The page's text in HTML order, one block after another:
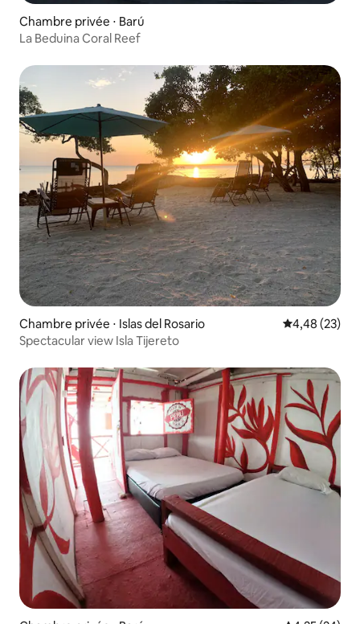
Chambre privée ⋅ Barú
La Beduina Coral Reef
Chambre privée ⋅ Islas del Rosario Évaluation
4,48 (23)
Spectacular view Isla Tijereto